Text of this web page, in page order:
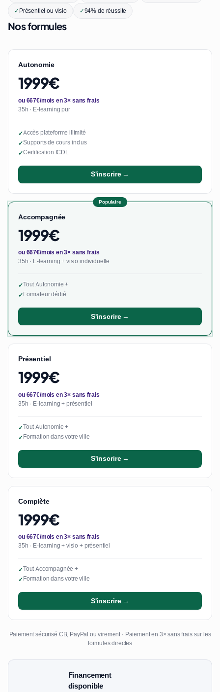
✓Présentiel ou visio ✓94% de réussite
Nos formules
Autonomie
1999€
ou 667€/mois en 3× sans frais
35h · E-learning pur
✓Accès plateforme illimité
✓Supports de cours inclus
✓Certification ICDL
S'inscrire →
Populaire
Accompagnée
1999€
ou 667€/mois en 3× sans frais
35h · E-learning + visio individuelle
✓Tout Autonomie +
✓Formateur dédié
S'inscrire →
Présentiel
1999€
ou 667€/mois en 3× sans frais
35h · E-learning + présentiel
✓Tout Autonomie +
✓Formation dans votre ville
S'inscrire →
Complète
1999€
ou 667€/mois en 3× sans frais
35h · E-learning + visio + présentiel
✓Tout Accompagnée +
✓Formation dans votre ville
S'inscrire →
Paiement sécurisé CB, PayPal ou virement · Paiement en 3× sans frais sur les
formules directes
Financement
disponible